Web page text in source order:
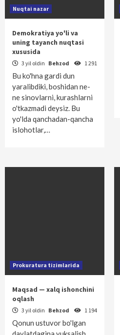
Nuqtai nazar
Demokratiya yo'li va
uning tayanch nuqtasi
xususida
3 yil oldin Behzod 1 291
Bu ko'hna gardi dun
yaralibdiki, boshidan ne-
ne sinovlarni, kurashlarni
o'tkazmadi deysiz. Bu
yo'lda qanchadan-qancha
islohotlar,…
Prokuratura tizimlarida
Maqsad — xalq ishonchini
oqlash
3 yil oldin Behzod 1 194
Qonun ustuvor bo'lgan